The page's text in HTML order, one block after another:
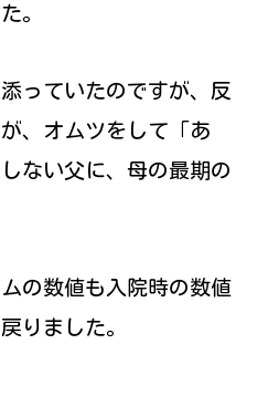
。
っていたのですが、反
、オムツをして「あ
ない父に、母の最期の
の数値も入院時の数値
りました。